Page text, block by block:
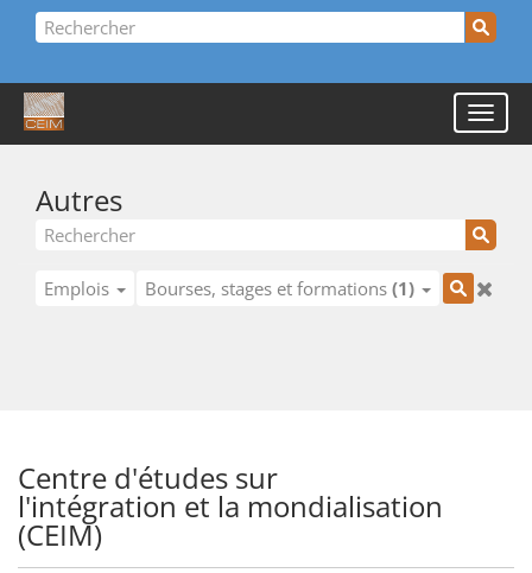
Autres
Emplois Bourses, stages et formations (1)
Centre d'études sur
l'intégration et la mondialisation
(CEIM)